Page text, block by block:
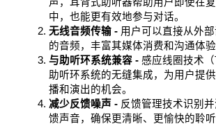
中，也能更有效地参与对话。
无线音频传输 - 用户可以直接从外
的音频，丰富其媒体消费和沟通体验
与助听环系统兼容 -感应线圈技术
助听环系统的无缝集成，为用户提
播和演出的机会。
减少反馈噪声 - 反馈管理技术识别
馈声音，确保更清晰、更愉快的聆听